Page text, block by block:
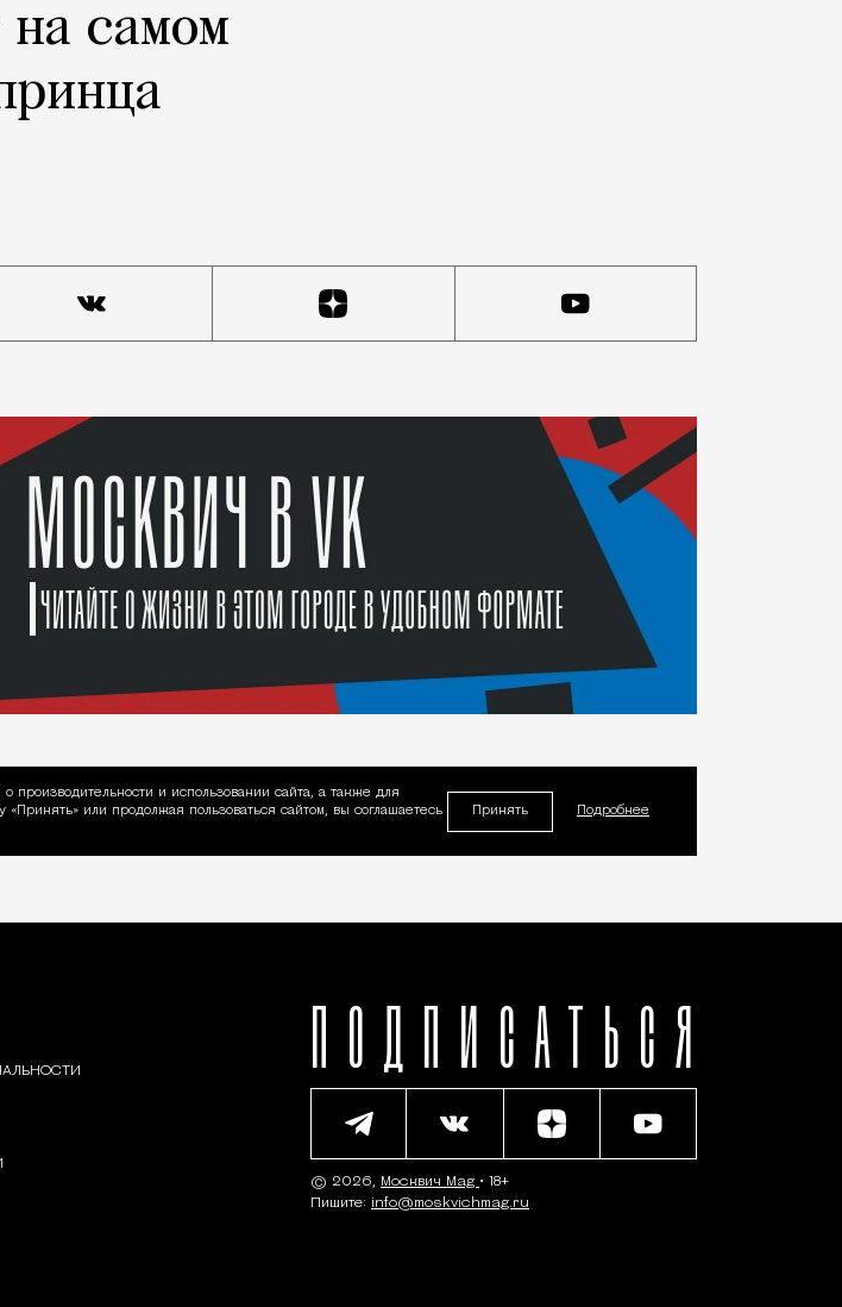
самом
и использовании сайта, а также для
или продолжая пользоваться сайтом, вы соглашаетесь
Принять Подробнее
ПОДПИСАТЬСЯ
© 2026, Москвич Mag • 18+
Пишите: info@moskvichmag.ru